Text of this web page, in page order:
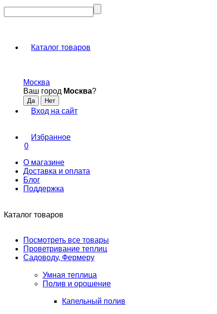
Каталог товаров
Москва
Ваш город Москва?
Вход на сайт
Избранное
0
О магазине
Доставка и оплата
Блог
Поддержка
Каталог товаров
Посмотреть все товары
Проветривание теплиц
Садоводу, Фермеру
Умная теплица
Полив и орошение
Капельный полив